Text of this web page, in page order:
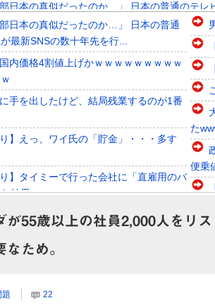
日本の真似だったのか…」 日本の普通のテレ
本が東アジア地域で最も高い結婚率と出生率
年失業率7.0%の韓国で日本が韓国人の海外
トヨタが2027年に次世代ハイブリッドバッテ
相互RSS
日本の真似だったのか…」 日本の普通
最新SNSの数十年先を行...
内価格4割値上げかｗｗｗｗｗｗｗｗｗ
手を出したけど、結局残業するのが1番
り】えっ、ワイ氏の「貯金」・・・多す
り】タイミーで行った会社に「直雇用のバ
結果ｗｗｗｗｗ
本地震（震度7」イオンモール熊本「LPG
化石油ｶﾞｽ」日本「爆...
とタバコを愛する日常系女性
た
便乗
が55歳以上の社員2,000人をリ
なため。
題 22